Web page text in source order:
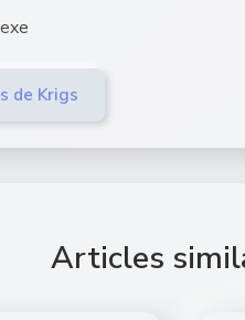
de Krigs
Articles